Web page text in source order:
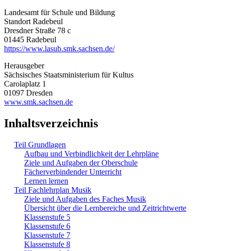
Landesamt für Schule und Bildung
Standort Radebeul
Dresdner Straße 78 c
01445 Radebeul
https://www.lasub.smk.sachsen.de/
Herausgeber
Sächsisches Staatsministerium für Kultus
Carolaplatz 1
01097 Dresden
www.smk.sachsen.de
Inhaltsverzeichnis
Teil Grundlagen
Aufbau und Verbindlichkeit der Lehrpläne
Ziele und Aufgaben der Oberschule
Fächerverbindender Unterricht
Lernen lernen
Teil Fachlehrplan Musik
Ziele und Aufgaben des Faches Musik
Übersicht über die Lernbereiche und Zeitrichtwerte
Klassenstufe 5
Klassenstufe 6
Klassenstufe 7
Klassenstufe 8